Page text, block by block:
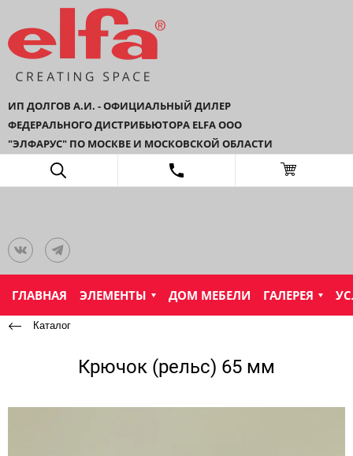
ИП ДОЛГОВ А.И. - ОФИЦИАЛЬНЫЙ ДИЛЕР
ФЕДЕРАЛЬНОГО ДИСТРИБЬЮТОРА ELFA ООО
"ЭЛФАРУС" ПО МОСКВЕ И МОСКОВСКОЙ ОБЛАСТИ
ГЛАВНАЯ ЭЛЕМЕНТЫ ДОМ МЕБЕЛИ ГАЛЕРЕЯ
Каталог
Крючок (рельс) 65 мм